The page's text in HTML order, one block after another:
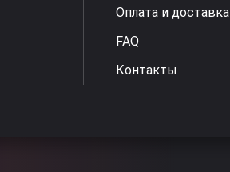
Оплата и доставка
FAQ
Контакты